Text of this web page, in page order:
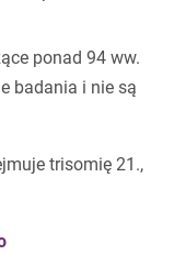
ponad 94 ww.
badania i nie są
trisomię 21.,